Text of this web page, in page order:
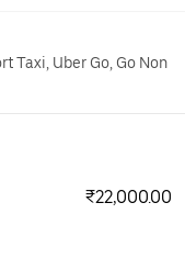
Taxi, Uber Go, Go Non
₹22,000.00